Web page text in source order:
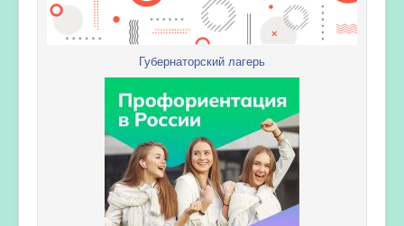
Губернаторский лагерь